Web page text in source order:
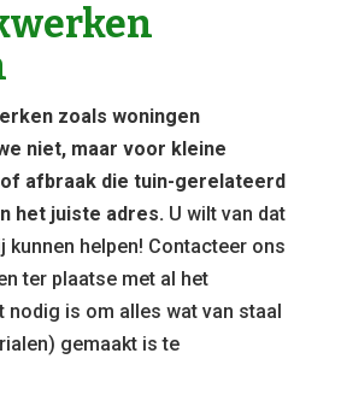
zoals woningen
niet, maar voor kleine
afbraak die tuin-gerelateerd
het juiste adres.U wilt van dat
kunnen helpen! Contacteer ons
ter plaatse met al het
nodig is om alles wat van staal
gemaakt is te